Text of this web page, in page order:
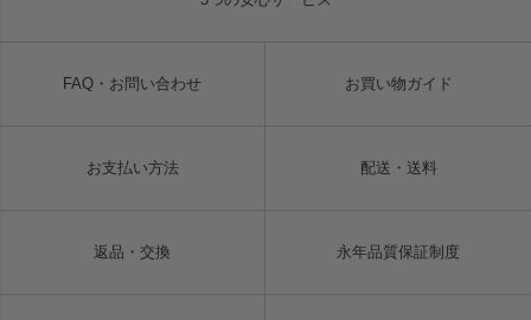
FAQ・お問い合わせ お買い物ガイド
お支払い方法 配送・送料
返品・交換 永年品質保証制度